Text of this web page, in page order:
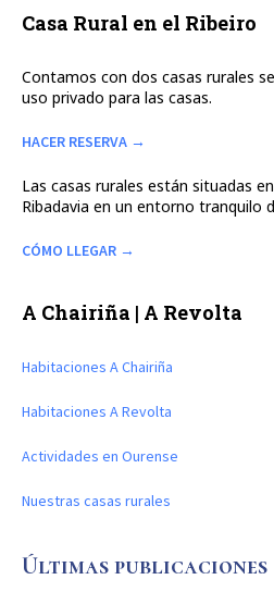
Casa Rural en el Ribeiro
Contamos con dos casas rurales
uso privado para las casas.
HACER RESERVA →
Las casas rurales están situadas
Ribadavia en un entorno tranquilo
CÓMO LLEGAR →
A Chairiña | A Revolta
Habitaciones A Chairiña
Habitaciones A Revolta
Actividades en Ourense
Nuestras casas rurales
Últimas publicaciones